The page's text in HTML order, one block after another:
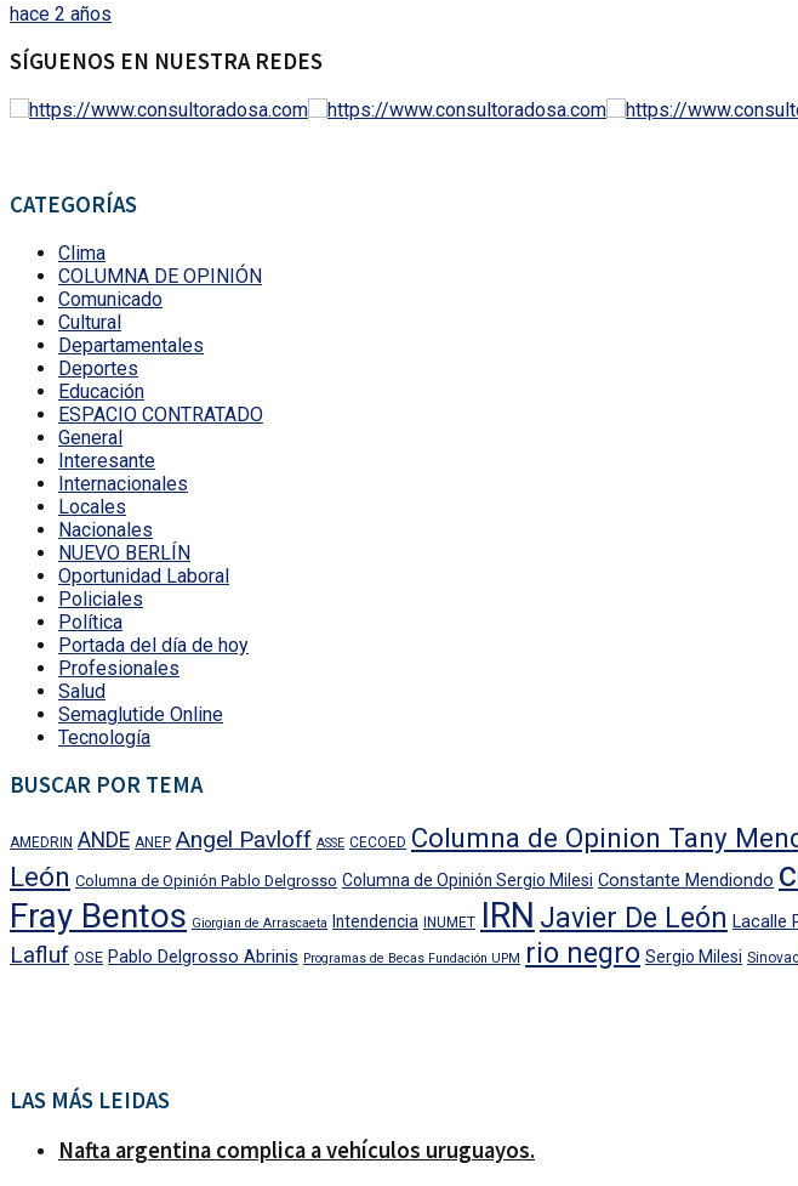
hace 2 años
SÍGUENOS EN NUESTRA REDES
CATEGORÍAS
Clima
COLUMNA DE OPINIÓN
Comunicado
Cultural
Departamentales
Deportes
Educación
ESPACIO CONTRATADO
General
Interesante
Internacionales
Locales
Nacionales
NUEVO BERLÍN
Oportunidad Laboral
Policiales
Política
Portada del día de hoy
Profesionales
Salud
Semaglutide Online
Tecnología
BUSCAR POR TEMA
AMEDRIN ANDE ANEP Angel Pavloff ASSE CECOED Columna de Opinion Tany
León Columna de Opinión Pablo Delgrosso Columna de Opinión Sergio Milesi Constante Mendiondo
Fray Bentos Giorgian de Arrascaeta Intendencia INUMET IRN Javier De León Lacalle
Lafluf OSE Pablo Delgrosso Abrinis Programas de Becas Fundación UPM rio negro Sergio Milesi
LAS MÁS LEIDAS
Nafta argentina complica a vehículos uruguayos.